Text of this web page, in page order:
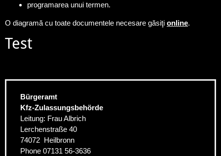
programarea unui termen.
O diagramă cu toate documentele necesare găsiţi online.
Test
Bürgeramt
Kfz-Zulassungsbehörde
Leitung: Frau Albrich
Lerchenstraße 40
74072
Heilbronn
Phone 07131 56-3636